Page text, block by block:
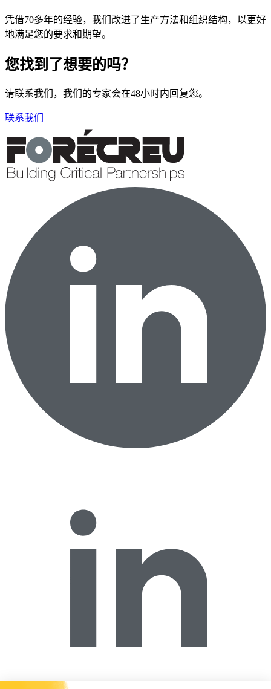
凭借70多年的经验，我们改进了生产方法和组织结构，以更好
地满足您的要求和期望。
您找到了想要的吗？
请联系我们，我们的专家会在48小时内回复您。
联系我们